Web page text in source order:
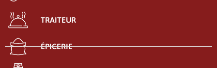
TRAITEUR
ÉPICERIE